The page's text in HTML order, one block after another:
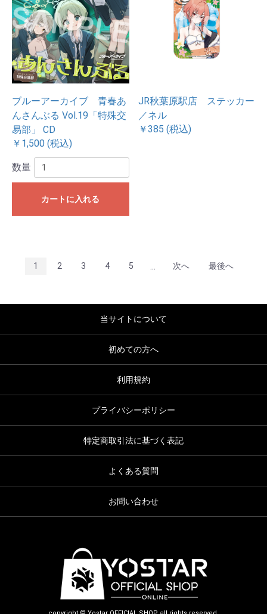
ブルーアーカイブ 青春あ
んさんぶる Vol.19「特殊交
易部」 CD
￥1,500 (税込)
数量
カートに入れる
JR秋葉原駅店 ステッカー
／ネル
￥385 (税込)
1 2 3 4 5 ... 次へ 最後へ
当サイトについて
初めての方へ
利用規約
プライバシーポリシー
特定商取引法に基づく表記
よくある質問
お問い合わせ